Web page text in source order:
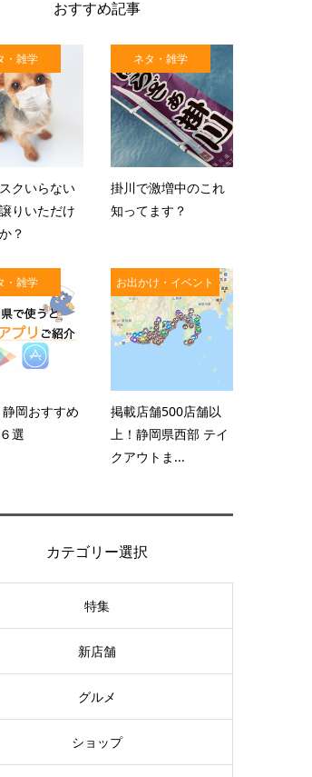
おすすめ記事
・雑学
クいらない
りいただけ
？
ネタ・雑学
掛川で激増中のこれ
知ってます？
・雑学
岡おすすめ
選
お出かけ・イベント
掲載店舗500店舗以
上！静岡県西部 テイ
クアウトま...
カテゴリー選択
特集
新店舗
グルメ
ショップ